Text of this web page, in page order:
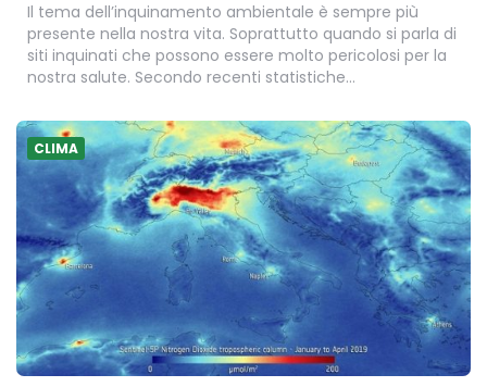
Il tema dell’inquinamento ambientale è sempre più
presente nella nostra vita. Soprattutto quando si parla di
siti inquinati che possono essere molto pericolosi per la
nostra salute. Secondo recenti statistiche…
CLIMA